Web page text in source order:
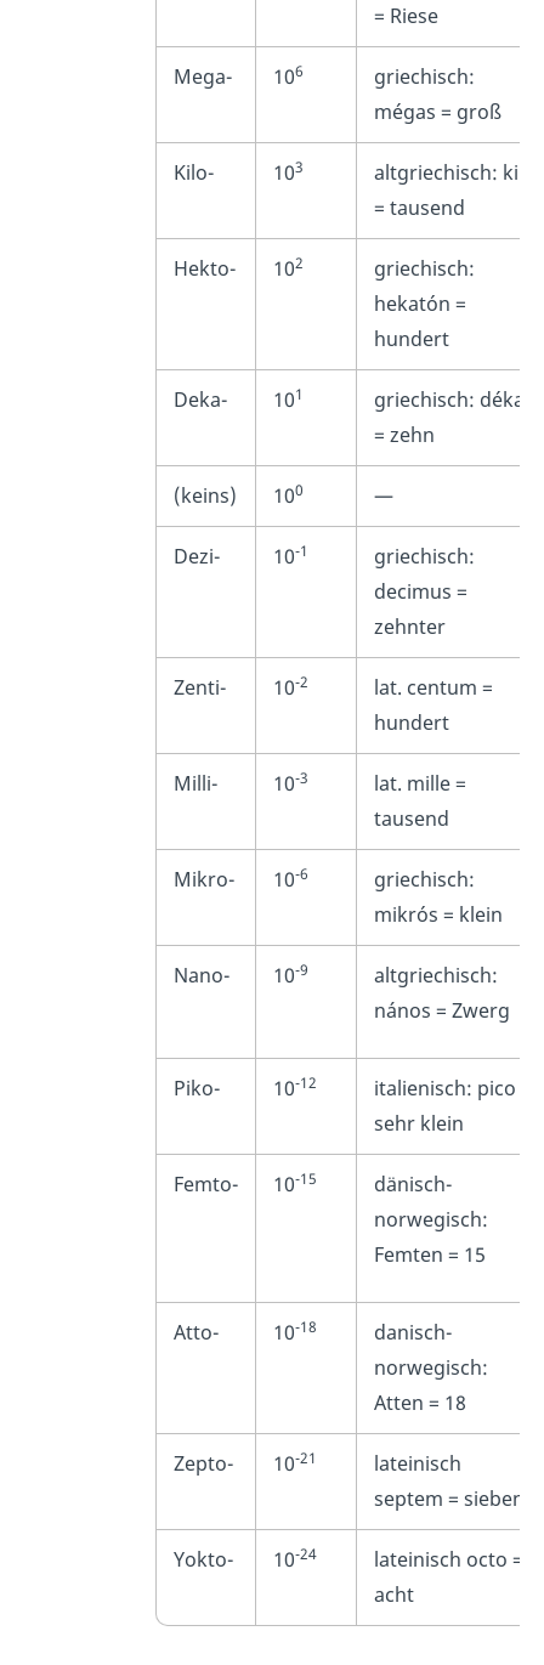
= Riese
Mega- 106
griechisch:
mégas = groß
Kilo- 103
altgriechisch: kilo
= tausend
Hekto- 102
griechisch:
hekatón =
hundert
Deka- 101
griechisch: déka
= zehn
(keins) 100 —
Dezi- 10-1
griechisch:
decimus =
zehnter
Zenti- 10-2 lat. centum =
hundert
Milli- 10-3 lat. mille=
tausend
Mikro- 10-6
griechisch:
mikrós = klein
Nano- 10-9
altgriechisch:
nános = Zwerg
Piko- 10-12
italienisch: pico =
sehr klein
Femto- 10-15
dänisch-
norwegisch:
Femten = 15
Atto- 10-18
danisch-
norwegisch:
Atten = 18
Zepto- 10-21
lateinisch
septem = sieben
Yokto- 10-24 lateinisch octo =
acht